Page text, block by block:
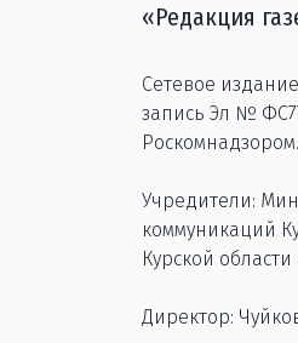
«Редакция
Сетевое
запись Эл №
Роскомнадзором.
Учредители:
коммуникаций
Курской
Директор: